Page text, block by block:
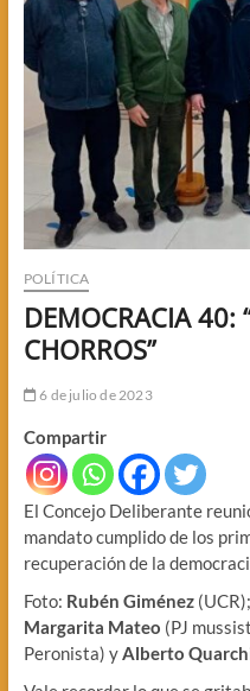
POLÍTICA
DEMOCRACIA 40:
CHORROS”
6 de julio de 2023
Compartir
El Concejo Deliberante
mandato cumplido de los
recuperación de la
Foto: Rubén Giménez(UCR);
Margarita Mateo (PJ
Peronista) yAlberto